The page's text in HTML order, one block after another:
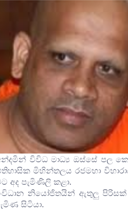
විවිධ මාධ්‍ය ඔස්සේ පල
මිහින්තලය රජමහා
අද පැමිණිලි කළා.
නියෝජිතයින් ඇතුලු
සිටියා.